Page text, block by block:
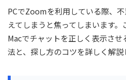
PCでZoomを利用している際、
えてしまうと焦ってしまいます
Macでチャットを正しく表示さ
法と、探し方のコツを詳しく解説